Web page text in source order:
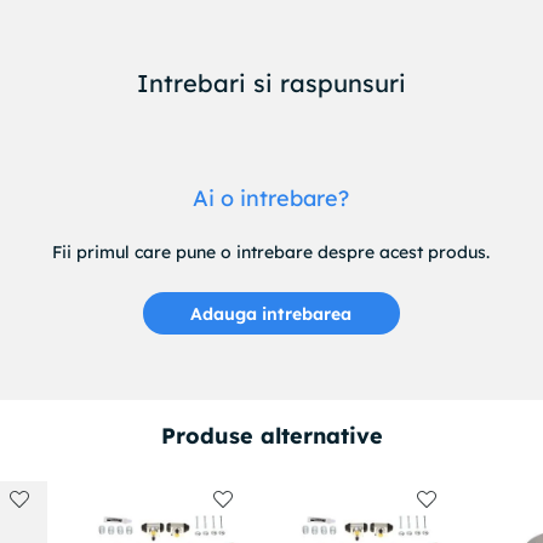
QUINTON HAZELL : 660410
REMSA : 660410
TEXTAR : 98200111601PRO
TEXTAR : 92111603
TRW : DF4183BP
ZIMMERMANN : 440310600
Intrebari si raspunsuri
Ai o intrebare?
Fii primul care pune o intrebare despre acest produs.
Adauga intrebarea
Produse alternative